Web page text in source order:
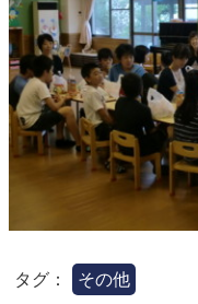
タグ： その他